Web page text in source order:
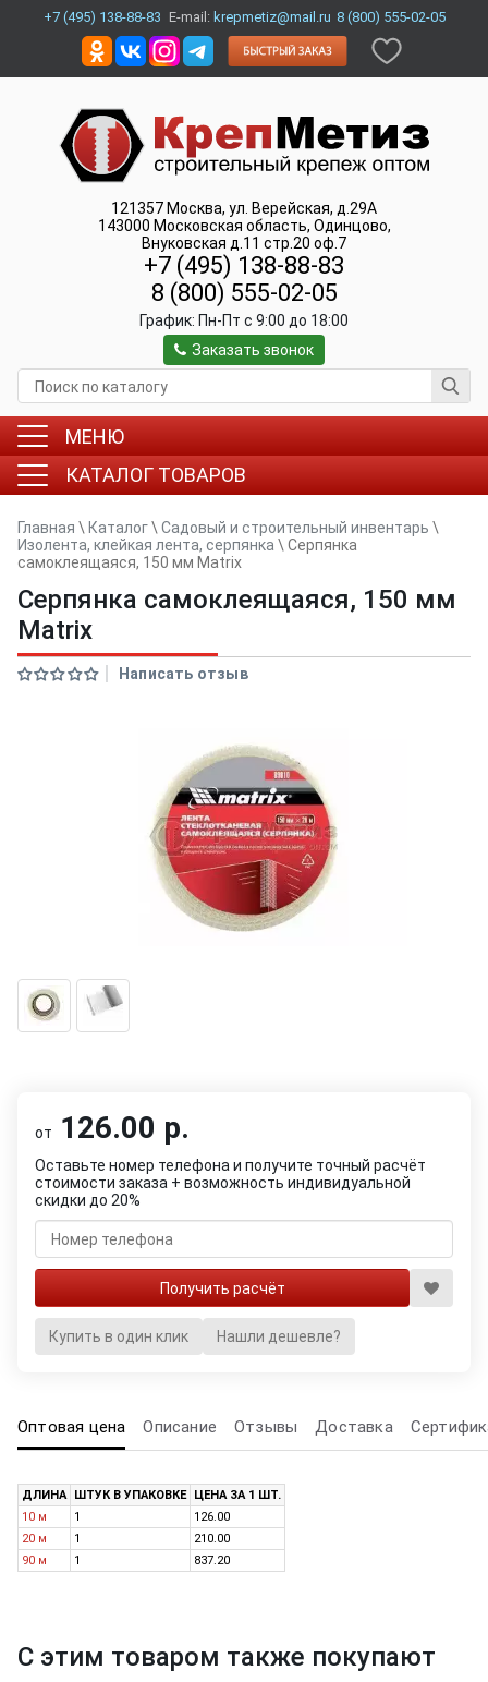
+7 (495) 138-88-83 E-mail: krepmetiz@mail.ru 8 (800) 555-02-05
121357 Москва, ул. Верейская, д.29А
143000 Московская область, Одинцово,
Внуковская д.11 стр.20 оф.7
+7 (495) 138-88-83
8 (800) 555-02-05
График: Пн-Пт c 9:00 до 18:00
Заказать звонок
МЕНЮ
КАТАЛОГ ТОВАРОВ
Главная \ Каталог\ Садовый и строительный инвентарь \
Изолента, клейкая лента, серпянка \ Серпянка
самоклеящаяся, 150 мм Matrix
Серпянка самоклеящаяся, 150 мм
Matrix
Написать отзыв
от 126.00 р.
Оставьте номер телефона и получите точный расчёт
стоимости заказа + возможность индивидуальной
скидки до 20%
Купить в один клик Нашли дешевле?
Оптовая цена Описание Отзывы Доставка
ДЛИНА ШТУК В УПАКОВКЕ
ЦЕНА ЗА 1 ШТ.
10 м
1
126.00
20 м
1
210.00
90 м
1 837.20
С этим товаром также покупают